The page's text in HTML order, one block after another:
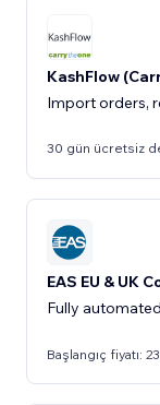
KashFlow
Import orders,
30 gün ücretsiz
EAS EU & UK
Fully
Başlangıç fiyatı: